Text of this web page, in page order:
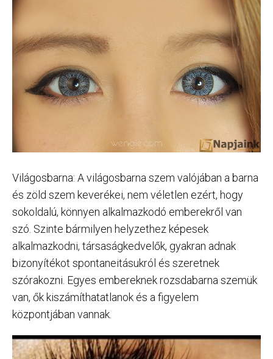
Világosbarna: A világosbarna szem valójában a barna
és zöld szem keverékei, nem véletlen ezért, hogy
sokoldalú, könnyen alkalmazkodó emberekről van
szó. Szinte bármilyen helyzethez képesek
alkalmazkodni, társaságkedvelők, gyakran adnak
bizonyítékot spontaneitásukról és szeretnek
szórakozni. Egyes embereknek rozsdabarna szemük
van, ők kiszámíthatatlanok és a figyelem
központjában vannak.